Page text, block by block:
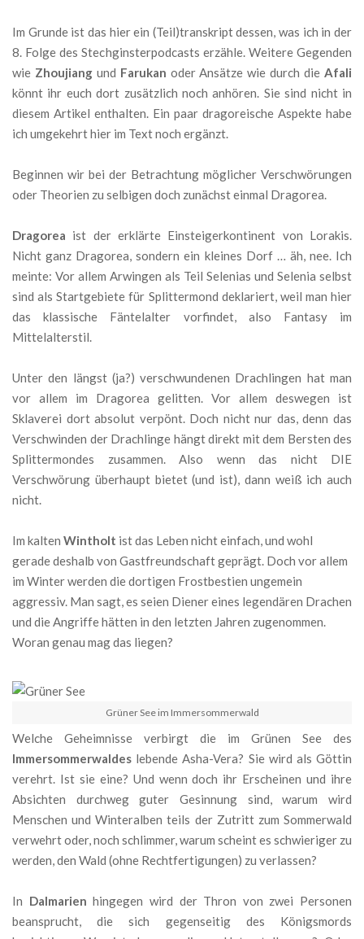
Im Grunde ist das hier ein (Teil)transkript dessen, was ich in der
8. Folge des Stechginsterpodcasts erzähle. Weitere Gegenden
wie Zhoujiangund Farukan oder Ansätze wie durch dieAfali
könnt ihr euch dort zusätzlich noch anhören. Sie sind nicht in
diesem Artikel enthalten. Ein paar dragoreische Aspekte habe
ich umgekehrt hier im Text noch ergänzt.
Beginnen wir bei der Betrachtung möglicher Verschwörungen
oder Theorien zu selbigen doch zunächst einmal Dragorea.
Dragorea ist der erklärte Einsteigerkontinent von Lorakis.
Nicht ganz Dragorea, sondern ein kleines Dorf … äh, nee. Ich
meinte: Vor allem Arwingen als Teil Selenias und Selenia selbst
sind als Startgebiete für Splittermond deklariert, weil man hier
das klassische Fäntelalter vorfindet, also Fantasy im
Mittelalterstil.
Unter den längst (ja?) verschwundenen Drachlingen hat man
vor allem im Dragorea gelitten. Vor allem deswegen ist
Sklaverei dort absolut verpönt. Doch nicht nur das, denn das
Verschwinden der Drachlinge hängt direkt mit dem Bersten des
Splittermondes zusammen. Also wenn das nicht DIE
Verschwörung überhaupt bietet (und ist), dann weiß ich auch
nicht.
Im kalten Wintholt ist das Leben nicht einfach, und wohl
gerade deshalb von Gastfreundschaft geprägt. Doch vor allem
im Winter werden die dortigen Frostbestien ungemein
aggressiv. Man sagt, es seien Diener eines legendären Drachen
und die Angriffe hätten in den letzten Jahren zugenommen.
Woran genau mag das liegen?
Grüner See im Immersommerwald
Welche Geheimnisse verbirgt die im Grünen See des
Immersommerwaldes lebende Asha-Vera? Sie wird als Göttin
verehrt. Ist sie eine? Und wenn doch ihr Erscheinen und ihre
Absichten durchweg guter Gesinnung sind, warum wird
Menschen und Winteralben teils der Zutritt zum Sommerwald
verwehrt oder, noch schlimmer, warum scheint es schwieriger zu
werden, den Wald (ohne Rechtfertigungen) zu verlassen?
In Dalmarien hingegen wird der Thron von zwei Personen
beansprucht, die sich gegenseitig des Königsmords